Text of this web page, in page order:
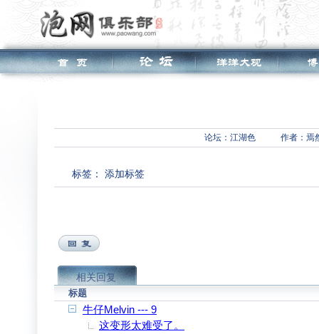
论坛： 江湖色 作者：焉
标签： 添加标签
相关回复
标题
牛仔Melvin --- 9
这变形太难受了。